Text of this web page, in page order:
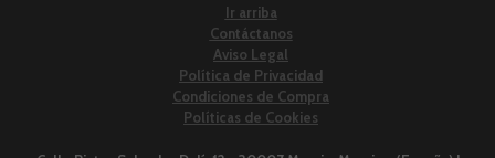
Ir arriba
Contáctanos
Aviso Legal
Política de Privacidad
Condiciones de Compra
Políticas de Cookies